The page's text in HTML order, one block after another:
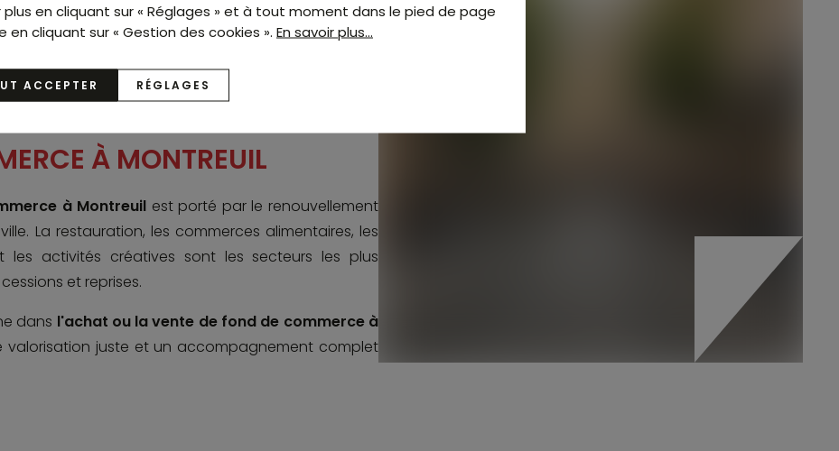
pour fournir uneestimation précise.
bien l'estimation de
defonds de commerce
À MONTREUIL
à Montreuil est porté par le renouvellement
La restauration, les commerces alimentaires, les
les activités créatives sont les secteurs les plus
et reprises.
dans l'achat ou la vente de fond de commerce à
valorisation juste et un accompagnement complet
plus en cliquant sur « Réglages » et à tout moment dans le pied de page
en cliquant sur « Gestion des cookies ». En savoir plus...
ACCEPTER RÉGLAGES